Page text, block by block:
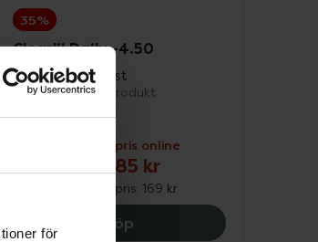
för
109.85 kr.
35%
Clearlii Daily -4.50
Endagslins, 30 st
Medicinteknisk produkt
Kampanjpris online
109,85 kr
Tidigare pris: 169 kr
KöpClearlii Daily -4.50,